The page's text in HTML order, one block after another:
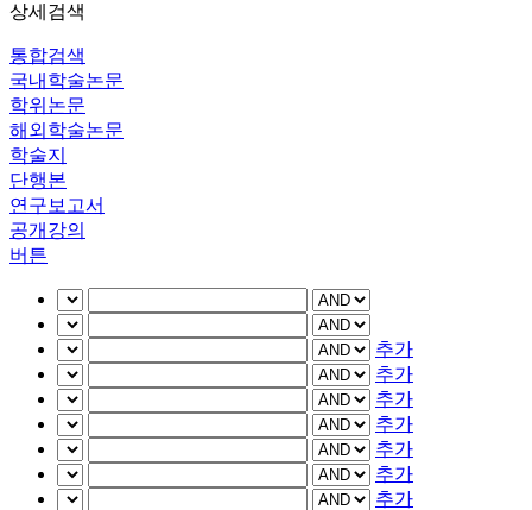
상세검색
통합검색
국내학술논문
학위논문
해외학술논문
학술지
단행본
연구보고서
공개강의
버튼
추가
추가
추가
추가
추가
추가
추가